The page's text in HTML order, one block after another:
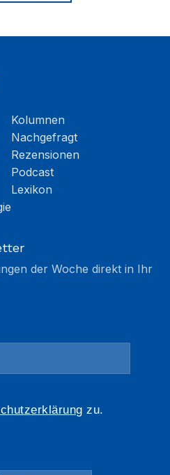
Kolumnen
Nachgefragt
Rezensionen
Podcast
Lexikon
der Woche direkt in Ihr